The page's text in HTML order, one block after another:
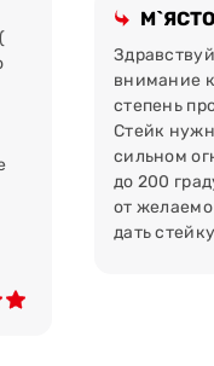
ви не знайдете
Замовляйте
його за адресою в
товар у
Вона дозволяє
м`ясо до місяця
Замовляйте
внимание
степень
Стейк
сильном
до 200
от
дать